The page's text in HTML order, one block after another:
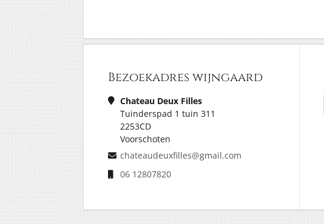
Bezoekadres wijngaard
Chateau Deux Filles
Tuinderspad 1 tuin 311
2253CD
Voorschoten
chateaudeuxfilles@gmail.com
06 12807820